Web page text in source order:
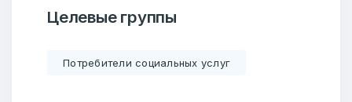
Бюро социальной информации
Email:
pr@basw-ngo.by
Целевые группы
Потребители социальных услуг